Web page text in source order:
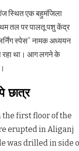
स्थित एक बहुमंजिला
तल पर पालतू पशु केंद्र
स्पेस” नामक अध्ययन
रहा था। आग लगने के
छात्र
the first floor of the
erupted in Aliganj
was drilled in side